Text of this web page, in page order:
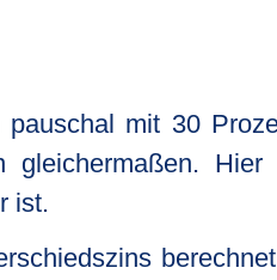
mit 30
Hier
ist.